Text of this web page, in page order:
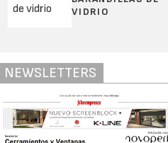
VIDRIO
NEWSLETTERS